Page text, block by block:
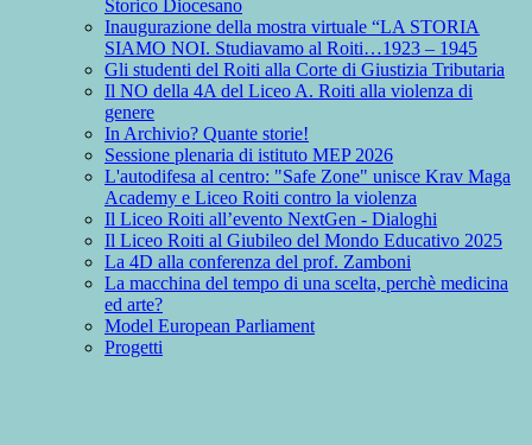
Storico Diocesano
Inaugurazione della mostra virtuale “LA STORIA
SIAMO NOI. Studiavamo al Roiti…1923 – 1945
Gli studenti del Roiti alla Corte di Giustizia Tributaria
Il NO della 4A del Liceo A. Roiti alla violenza di
genere
In Archivio? Quante storie!
Sessione plenaria di istituto MEP 2026
L'autodifesa al centro: "Safe Zone" unisce Krav Maga
Academy e Liceo Roiti contro la violenza
Il Liceo Roiti all’evento NextGen - Dialoghi
Il Liceo Roiti al Giubileo del Mondo Educativo 2025
La 4D alla conferenza del prof. Zamboni
La macchina del tempo di una scelta, perchè medicina
ed arte?
Model European Parliament
Progetti